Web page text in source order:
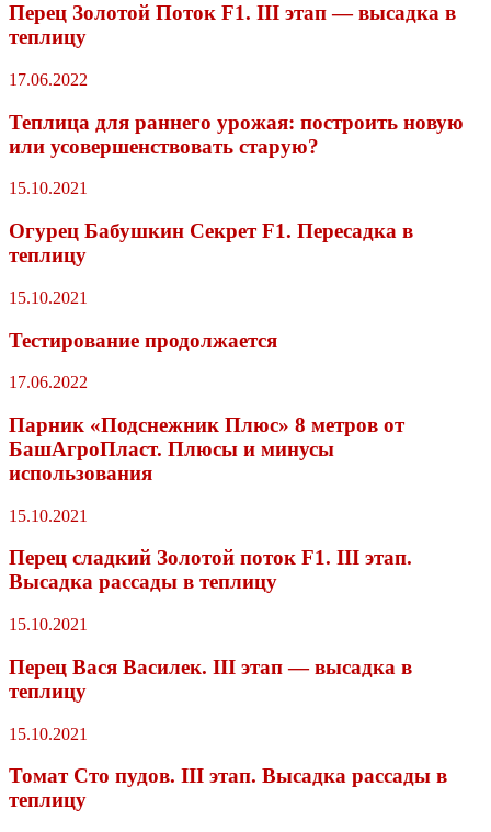
Перец Золотой Поток F1. III этап — высадка в
теплицу
17.06.2022
Теплица для раннего урожая: построить новую
или усовершенствовать старую?
15.10.2021
Огурец Бабушкин Секрет F1. Пересадка в
теплицу
15.10.2021
Тестирование продолжается
17.06.2022
Парник «Подснежник Плюс» 8 метров от
БашАгроПласт. Плюсы и минусы
использования
15.10.2021
Перец сладкий Золотой поток F1. III этап.
Высадка рассады в теплицу
15.10.2021
Перец Вася Василек. III этап — высадка в
теплицу
15.10.2021
Томат Сто пудов. III этап. Высадка рассады в
теплицу